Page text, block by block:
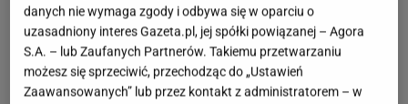
danych nie wymaga zgody i odbywa się w oparciu o
uzasadniony interes Gazeta.pl, jej spółki powiązanej – Agora
S.A. – lub Zaufanych Partnerów. Takiemu przetwarzaniu
możesz się sprzeciwić, przechodząc do „Ustawień
Zaawansowanych” lub przez kontakt z administratorem – w